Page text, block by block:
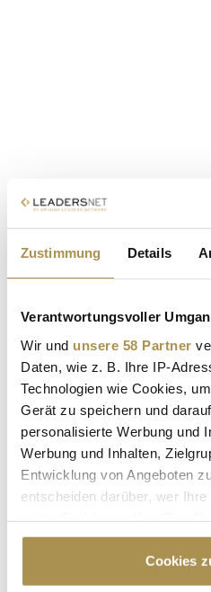
Zustimmung Details
Verantwortungsvoller
Wir und unsere 58 Partner
Daten, wie z. B. Ihre IP-
Technologien wie Cookies,
Gerät zu speichern und
personalisierte Werbung und
Werbung und Inhalten,
Entwicklung von Angeboten
entscheiden darüber, wer
Cookie-Erklärung oder durch
Trigger Symbol ändern oder
Cookies